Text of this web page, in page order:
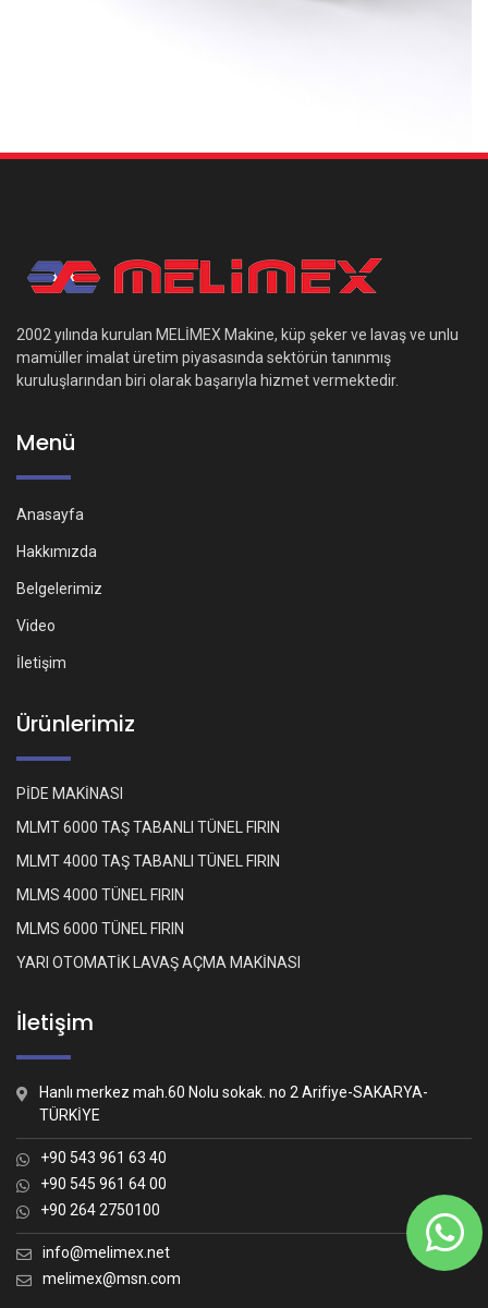
2002 yılında kurulan MELİMEX Makine, küp şeker ve lavaş ve unlu
mamüller imalat üretim piyasasında sektörün tanınmış
kuruluşlarından biri olarak başarıyla hizmet vermektedir.
Menü
Anasayfa
Hakkımızda
Belgelerimiz
Video
İletişim
Ürünlerimiz
PİDE MAKİNASI
MLMT 6000 TAŞ TABANLI TÜNEL FIRIN
MLMT 4000 TAŞ TABANLI TÜNEL FIRIN
MLMS 4000 TÜNEL FIRIN
MLMS 6000 TÜNEL FIRIN
YARI OTOMATİK LAVAŞ AÇMA MAKİNASI
İletişim
Hanlı merkez mah.60 Nolu sokak. no 2 Arifiye-SAKARYA-
TÜRKİYE
+90 543 961 63 40
+90 545 961 64 00
+90 264 2750100
info@melimex.net
melimex@msn.com
Nasıl yardımcı olabiliriz?